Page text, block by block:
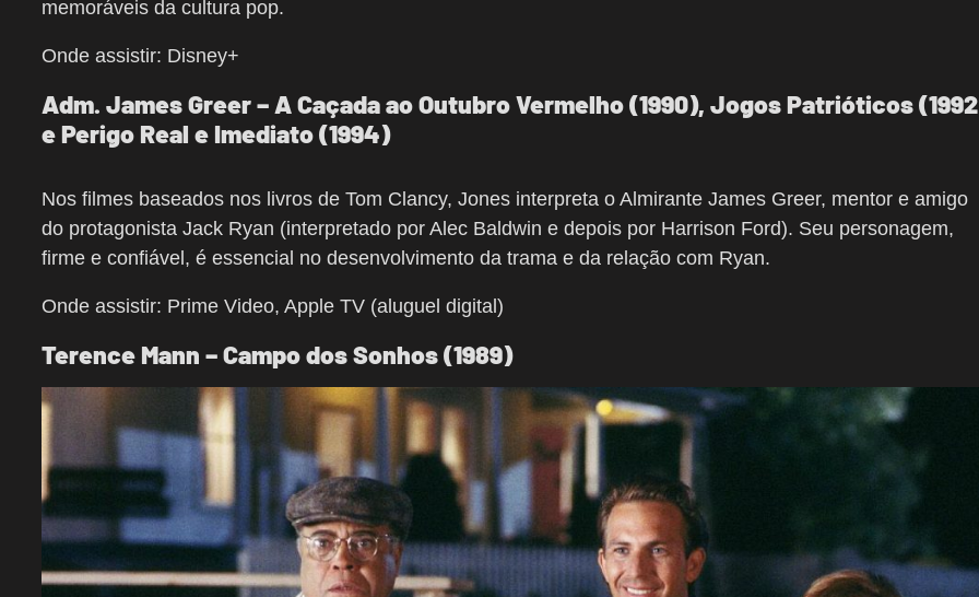
memoráveis da cultura pop.
Onde assistir: Disney+
Adm. James Greer – A Caçada ao Outubro Vermelho (1990), Jogos Patrióticos
e Perigo Real e Imediato (1994)
Nos filmes baseados nos livros de Tom Clancy, Jones interpreta o Almirante James Greer, mentor e amigo
do protagonista Jack Ryan (interpretado por Alec Baldwin e depois por Harrison Ford). Seu personagem,
firme e confiável, é essencial no desenvolvimento da trama e da relação com Ryan.
Onde assistir: Prime Video, Apple TV (aluguel digital)
Terence Mann – Campo dos Sonhos (1989)